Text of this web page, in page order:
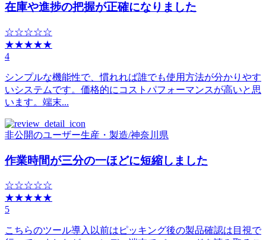
在庫や進捗の把握が正確になりました
☆☆☆☆☆
★★★★★
4
シンプルな機能性で、慣れれば誰でも使用方法が分かりやす
いシステムです。価格的にコストパフォーマンスが高いと思
います。端末...
非公開のユーザー生産・製造/神奈川県
作業時間が三分の一ほどに短縮しました
☆☆☆☆☆
★★★★★
5
こちらのツール導入以前はピッキング後の製品確認は目視で